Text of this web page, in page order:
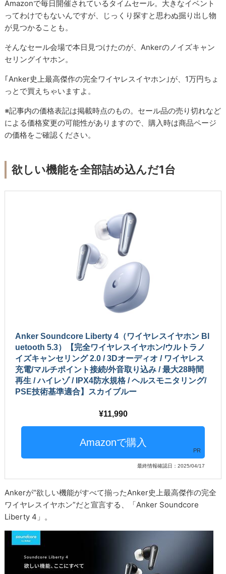
Amazonで毎日開催されているタイムセール。大きなイベント
ってわけでもないんですが、じっくり探すと思わぬ掘り出し物
が見つかることも。
そんなセール会場で本日見つけたのが、Ankerのノイズキャン
セリングイヤホン。
｢Anker史上最高傑作の完全ワイヤレスイヤホン｣が、1万円ちょ
っとで買えちゃいますよ。
※記事内の価格表記は掲載時点のもの。セール品の売り切れなど
による価格変更の可能性がありますので、購入時は商品ページ
の価格をご確認ください。
欲しい機能を全部詰め込んだ1台
Anker Soundcore Liberty 4（ワイヤレスイヤホン Bl
uetooth 5.3）【完全ワイヤレスイヤホン/ウルトラノ
イズキャンセリング 2.0 / 3Dオーディオ / ワイヤレス
充電/マルチポイント接続/外音取り込み / 最大28時間
再生 / ハイレゾ / IPX4防水規格 / ヘルスモニタリング/
PSE技術基準適合】スカイブルー
11,990
PR
最終情報確認日：2025/04/17
Ankerが“欲しい機能がすべて揃ったAnker史上最高傑作の完全
ワイヤレスイヤホン”だと宣言する、「Anker Soundcore
Liberty 4」。